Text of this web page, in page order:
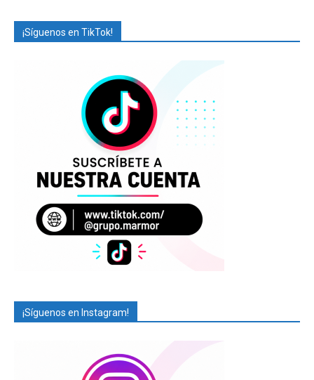
¡Síguenos en TikTok!
¡Síguenos en Instagram!